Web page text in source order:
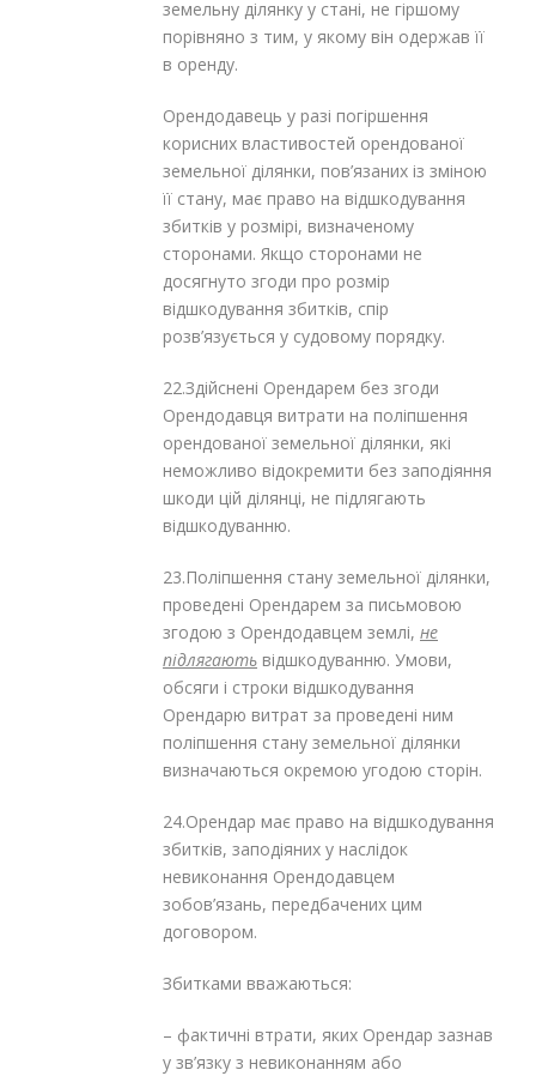
земельну ділянку у стані, не гіршому
порівняно з тим, у якому він одержав її
в оренду.
Орендодавець у разі погіршення
корисних властивостей орендованої
земельної ділянки, пов’язаних із зміною
її стану, має право на відшкодування
збитків у розмірі, визначеному
сторонами. Якщо сторонами не
досягнуто згоди про розмір
відшкодування збитків, спір
розв’язується у судовому порядку.
22.Здійснені Орендарем без згоди
Орендодавця витрати на поліпшення
орендованої земельної ділянки, які
неможливо відокремити без заподіяння
шкоди цій ділянці, не підлягають
відшкодуванню.
23.Поліпшення стану земельної ділянки,
проведені Орендарем за письмовою
згодою з Орендодавцем землі, не
підлягають відшкодуванню. Умови,
обсяги і строки відшкодування
Орендарю витрат за проведені ним
поліпшення стану земельної ділянки
визначаються окремою угодою сторін.
24.Орендар має право на відшкодування
збитків, заподіяних у наслідок
невиконання Орендодавцем
зобов’язань, передбачених цим
договором.
Збитками вважаються:
– фактичні втрати, яких Орендар зазнав
у зв’язку з невиконанням або